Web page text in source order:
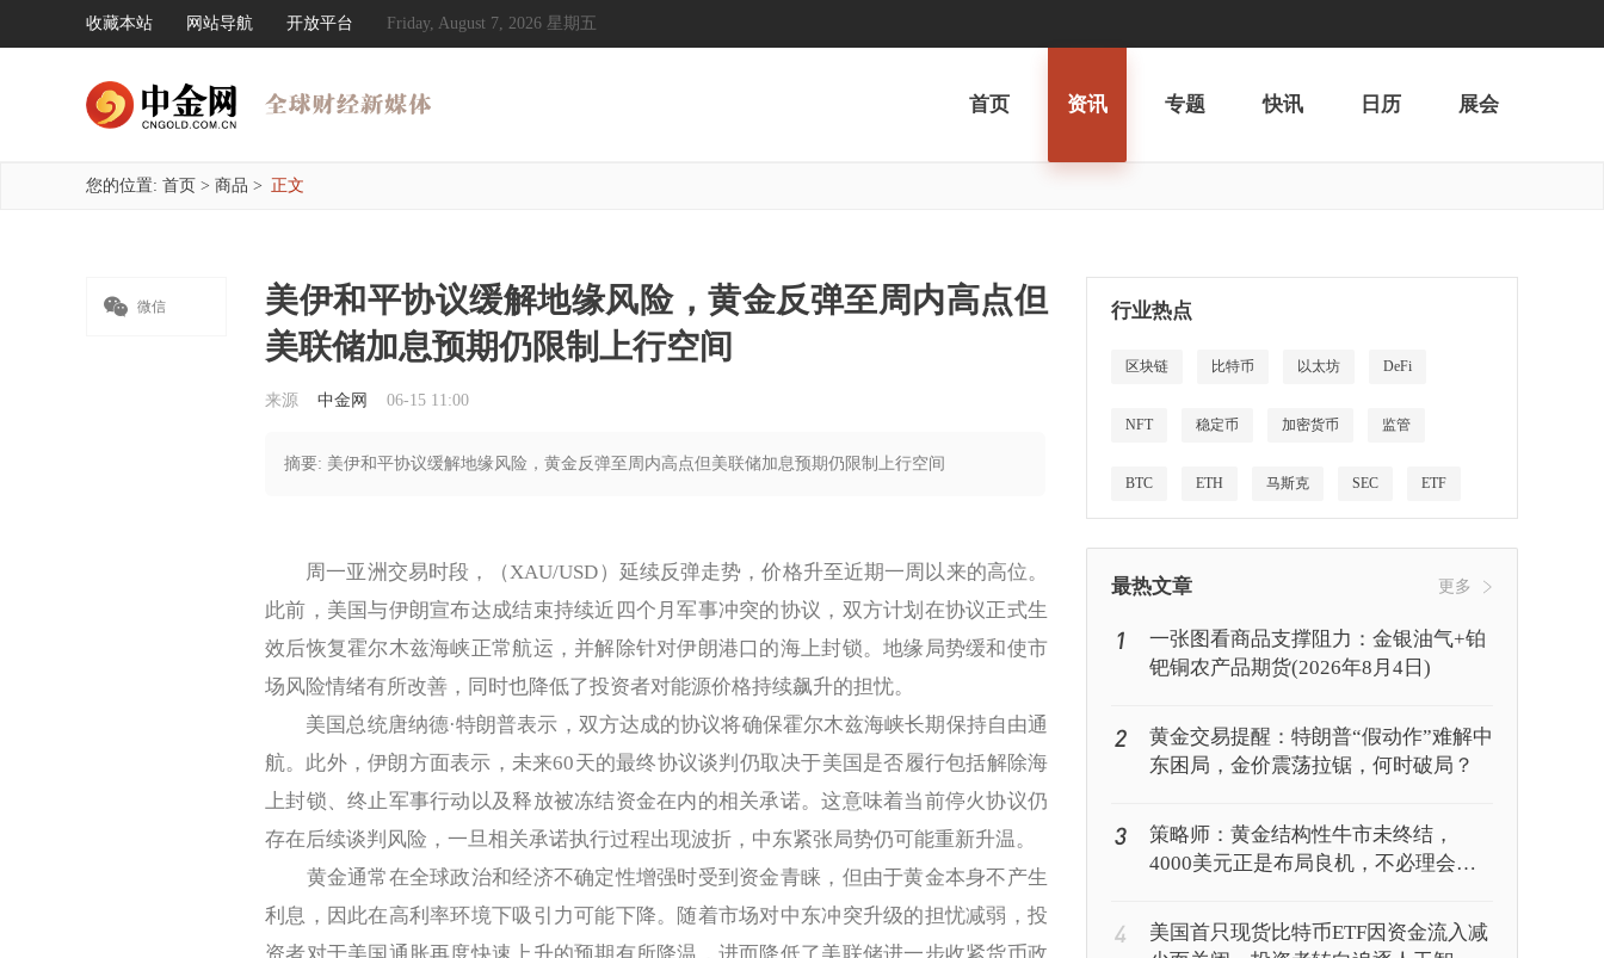
收藏本站 网站导航 开放平台 Friday, August 7, 2026 星期五
首页 资讯 专题 快讯 日历 展会
您的位置: 首页 > 商品 > 正文
 微信
美伊和平协议缓解地缘风险，黄金反弹至周内高点但
美联储加息预期仍限制上行空间
来源 中金网 06-15 11:00
摘要: 美伊和平协议缓解地缘风险，黄金反弹至周内高点但美联储加息预期仍限制上行空间
周一亚洲交易时段，（XAU/USD）延续反弹走势，价格升至近期一周以来的高位。
此前，美国与伊朗宣布达成结束持续近四个月军事冲突的协议，双方计划在协议正式生
效后恢复霍尔木兹海峡正常航运，并解除针对伊朗港口的海上封锁。地缘局势缓和使市
场风险情绪有所改善，同时也降低了投资者对能源价格持续飙升的担忧。
美国总统唐纳德·特朗普表示，双方达成的协议将确保霍尔木兹海峡长期保持自由通
航。此外，伊朗方面表示，未来60天的最终协议谈判仍取决于美国是否履行包括解除海
上封锁、终止军事行动以及释放被冻结资金在内的相关承诺。这意味着当前停火协议仍
存在后续谈判风险，一旦相关承诺执行过程出现波折，中东紧张局势仍可能重新升温。
黄金通常在全球政治和经济不确定性增强时受到资金青睐，但由于黄金本身不产生
利息，因此在高利率环境下吸引力可能下降。随着市场对中东冲突升级的担忧减弱，投
行业热点
区块链 比特币 以太坊 DeFi
NFT 稳定币 加密货币 监管
BTC ETH 马斯克 SEC ETF
最热文章 更多
1
一张图看商品支撑阻力：金银油气+铂
钯铜农产品期货(2026年8月4日)
2
黄金交易提醒：特朗普“假动作”难解中
东困局，金价震荡拉锯，何时破局？
3
策略师：黄金结构性牛市未终结，
4000美元正是布局良机，不必理会美
4
美国首只现货比特币ETF因资金流入减